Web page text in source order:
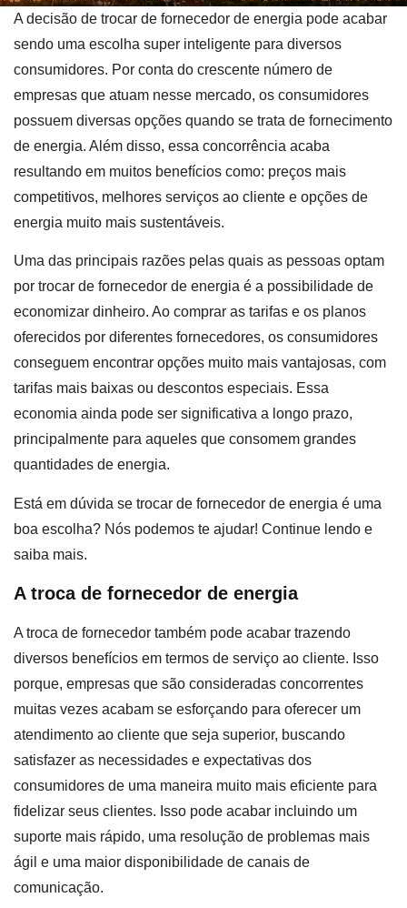
A decisão de trocar de fornecedor de energia pode acabar
sendo uma escolha super inteligente para diversos
consumidores. Por conta do crescente número de
empresas que atuam nesse mercado, os consumidores
possuem diversas opções quando se trata de fornecimento
de energia. Além disso, essa concorrência acaba
resultando em muitos benefícios como: preços mais
competitivos, melhores serviços ao cliente e opções de
energia muito mais sustentáveis.
Uma das principais razões pelas quais as pessoas optam
por trocar de fornecedor de energia é a possibilidade de
economizar dinheiro. Ao comprar as tarifas e os planos
oferecidos por diferentes fornecedores, os consumidores
conseguem encontrar opções muito mais vantajosas, com
tarifas mais baixas ou descontos especiais. Essa
economia ainda pode ser significativa a longo prazo,
principalmente para aqueles que consomem grandes
quantidades de energia.
Está em dúvida se trocar de fornecedor de energia é uma
boa escolha? Nós podemos te ajudar! Continue lendo e
saiba mais.
A troca de fornecedor de energia
A troca de fornecedor também pode acabar trazendo
diversos benefícios em termos de serviço ao cliente. Isso
porque, empresas que são consideradas concorrentes
muitas vezes acabam se esforçando para oferecer um
atendimento ao cliente que seja superior, buscando
satisfazer as necessidades e expectativas dos
consumidores de uma maneira muito mais eficiente para
fidelizar seus clientes. Isso pode acabar incluindo um
suporte mais rápido, uma resolução de problemas mais
ágil e uma maior disponibilidade de canais de
comunicação.